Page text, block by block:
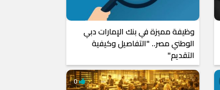
وظيفة مميزة في بنك الإمارات دبي
الوطني مصر.. "التفاصيل وكيفية
التقديم"
0